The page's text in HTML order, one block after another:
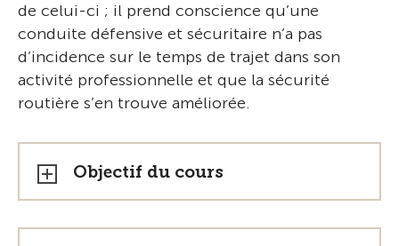
de celui-ci ; il prend conscience qu’une
conduite défensive et sécuritaire n’a pas
d’incidence sur le temps de trajet dans son
activité professionnelle et que la sécurité
routière s’en trouve améliorée.
Objectif du cours